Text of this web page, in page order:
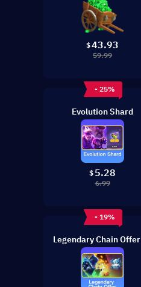
$43.93
59.99
- 25%
Evolution Shard
$ 5.28
6.99
- 19%
Legendary Chain Offer